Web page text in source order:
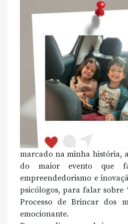
marcado na minha história,
do maior evento que
empreendedorismo e
psicólogos, para falar sobre
Processo de Brincar dos
emocionante.